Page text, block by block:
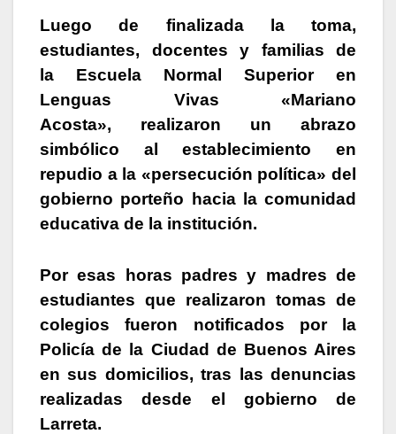
Luego de finalizada la toma,
estudiantes, docentes y familias de
la Escuela Normal Superior en
Lenguas Vivas «Mariano
Acosta», realizaron un abrazo
simbólico al establecimiento en
repudio a la «persecución política» del
gobierno porteño hacia la comunidad
educativa de la institución.
Por esas horas padres y madres de
estudiantes que realizaron tomas de
colegios fueron notificados por la
Policía de la Ciudad de Buenos Aires
en sus domicilios, tras las denuncias
realizadas desde el gobierno de
Larreta.